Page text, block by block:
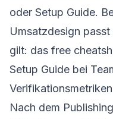
oder Setup Guide.
Umsatzdesign passt
gilt: das free
Setup Guide bei
Verifikationsmetriken
Nach dem